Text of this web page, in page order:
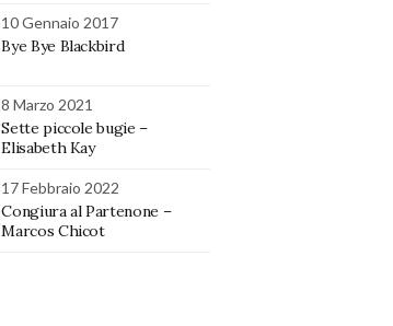
10 Gennaio 2017
Bye Bye Blackbird
8 Marzo 2021
Sette piccole bugie –
Elisabeth Kay
17 Febbraio 2022
Congiura al Partenone –
Marcos Chicot